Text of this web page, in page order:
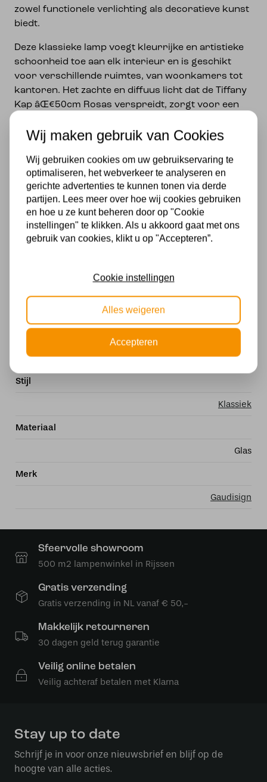
zowel functionele verlichting als decoratieve kunst
biedt.
Deze klassieke lamp voegt kleurrijke en artistieke
schoonheid toe aan elk interieur en is geschikt
voor verschillende ruimtes, van woonkamers tot
kantoren. Het zachte en diffuus licht dat de Tiffany
Kap âŒ€50cm Rosas verspreidt, zorgt voor een
Met zijn tijdloze ontwerp en duurzame materialen
is deze lamp een waardevol erfstuk dat erfgoed en
klasse toevoegt aan elk interieur. Kies voor de
Tiffany Kap âŒ€50cm Rosas en geef jouw ruimte
een stijlvolle en elegante uitstraling.
Specificaties
Kleur
Meerkleurig
Stijl
Klassiek
Materiaal
Glas
Merk
Gaudisign
Sfeervolle showroom
500 m2 lampenwinkel in Rijssen
Gratis verzending
Gratis verzending in NL vanaf € 50,-
Makkelijk retourneren
30 dagen geld terug garantie
Veilig online betalen
Veilig achteraf betalen met Klarna
Stay up to date
Schrijf je in voor onze nieuwsbrief en blijf op de
hoogte van alle acties.
Wij maken gebruik van Cookies
Wij gebruiken cookies om uw gebruikservaring te
optimaliseren, het webverkeer te analyseren en
gerichte advertenties te kunnen tonen via derde
partijen. Lees meer over hoe wij cookies gebruiken
en hoe u ze kunt beheren door op "Cookie
instellingen" te klikken. Als u akkoord gaat met ons
gebruik van cookies, klikt u op "Accepteren”.
Cookie instellingen
Alles weigeren
Accepteren